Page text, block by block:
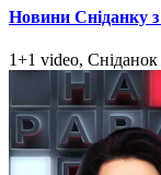
Новини Сніданку з
1+1 video, Сніданок